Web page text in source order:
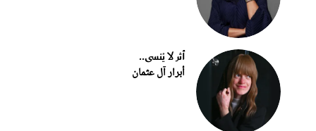
أثر لا يُنسى..
أبرار آل عثمان